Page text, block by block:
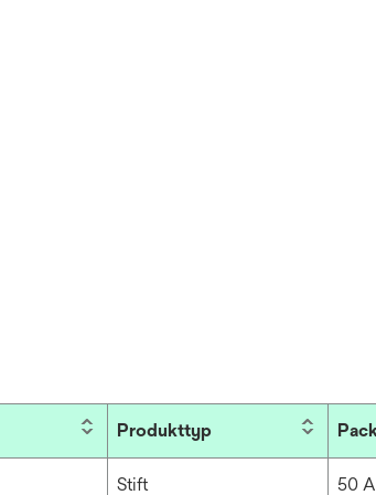
Produkttyp
Stift 50